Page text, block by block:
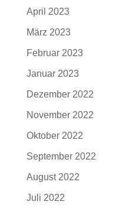
April 2023
März 2023
Februar 2023
Januar 2023
Dezember 2022
November 2022
Oktober 2022
September 2022
August 2022
Juli 2022